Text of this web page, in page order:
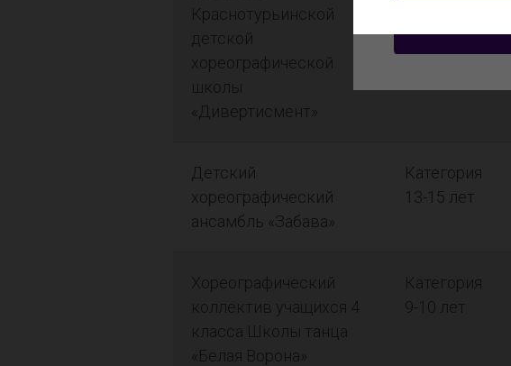
Краснотурьинской
детской
хореографической
школы
«Дивертисмент»
Детский
хореографический
ансамбль «Забава»
Категория
13-15 лет
Хореографический
коллектив учащихся 4
класса Школы танца
«Белая Ворона»
Категория
9-10 лет